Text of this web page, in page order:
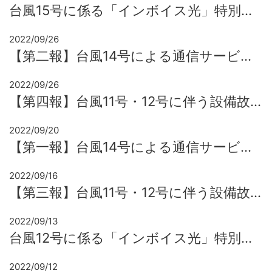
台風15号に係る「インボイス光」特別措置について
2022/09/26
【第二報】台風14号による通信サービスへの影響と特別措置について
2022/09/26
【第四報】台風11号・12号に伴う設備故障修理について
2022/09/20
【第一報】台風14号による通信サービスへの影響と特別措置について
2022/09/16
【第三報】台風11号・12号に伴う設備故障修理について
2022/09/13
台風12号に係る「インボイス光」特別措置
2022/09/12